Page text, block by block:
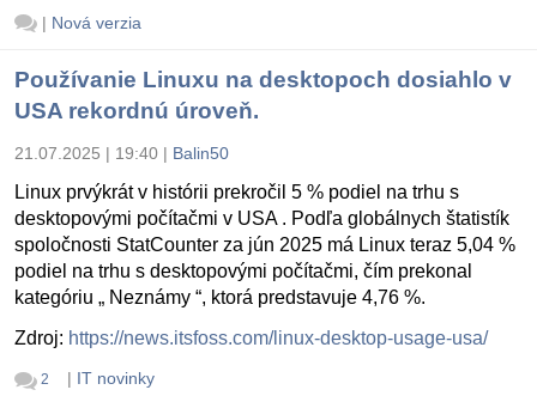
| Nová verzia
Používanie Linuxu na desktopoch dosiahlo v
USA rekordnú úroveň.
21.07.2025 | 19:40 | Balin50
Linux prvýkrát v histórii prekročil 5 % podiel na trhu s
desktopovými počítačmi v USA . Podľa globálnych štatistík
spoločnosti StatCounter za jún 2025 má Linux teraz 5,04 %
podiel na trhu s desktopovými počítačmi, čím prekonal
kategóriu „ Neznámy “, ktorá predstavuje 4,76 %.
Zdroj: https://news.itsfoss.com/linux-desktop-usage-usa/
2 | IT novinky